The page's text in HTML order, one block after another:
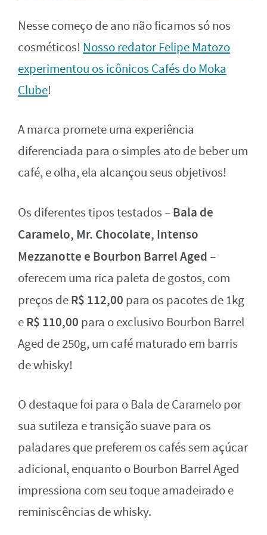
Nesse começo de ano não ficamos só nos
cosméticos! Nosso redator Felipe Matozo
experimentou os icônicos Cafés do Moka
Clube!
A marca promete uma experiência
diferenciada para o simples ato de beber um
café, e olha, ela alcançou seus objetivos!
Os diferentes tipos testados –Bala de
Caramelo, Mr. Chocolate, Intenso
Mezzanotte e Bourbon Barrel Aged–
oferecem uma rica paleta de gostos, com
preços deR$ 112,00 para os pacotes de 1kg
eR$ 110,00 para o exclusivo Bourbon Barrel
Aged de 250g, um café maturado em barris
de whisky!
O destaque foi para o Bala de Caramelo por
sua sutileza e transição suave para os
paladares que preferem os cafés sem açúcar
adicional, enquanto o Bourbon Barrel Aged
impressiona com seu toque amadeirado e
reminiscências de whisky.